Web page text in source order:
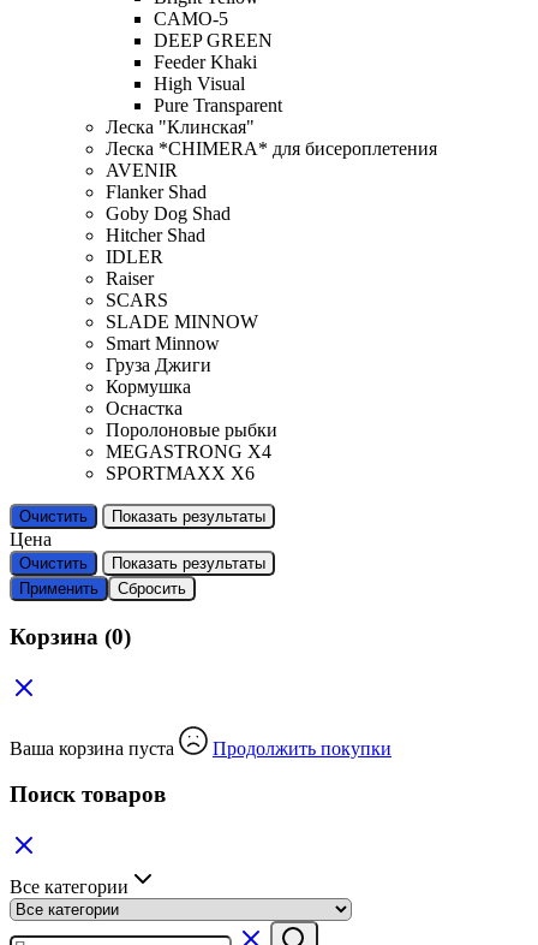
CAMO-5
DEEP GREEN
Feeder Khaki
High Visual
Pure Transparent
Леска "Клинская"
Леска *CHIMERA* для бисероплетения
AVENIR
Flanker Shad
Goby Dog Shad
Hitcher Shad
IDLER
Raiser
SCARS
SLADE MINNOW
Smart Minnow
Груза Джиги
Кормушка
Оснастка
Поролоновые рыбки
MEGASTRONG X4
SPORTMAXX X6
Очистить Показать результаты
Цена
Очистить
Показать результаты
Применить
Сбросить
Корзина (0)
Ваша корзина пуста Продолжить покупки
Поиск товаров
Все категории